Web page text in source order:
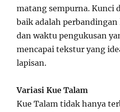
matang sempurna. Kunci
baik adalah
dan waktu pengukusan
mencapai tekstur yang
lapisan.
Variasi Kue Talam
Kue Talam tidak hanya